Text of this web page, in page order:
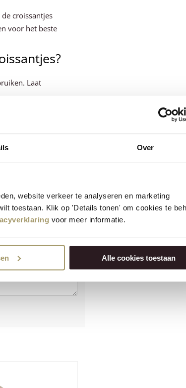
Over
website verkeer te analyseren en marketing
toestaan. Klik op 'Details tonen' om cookies te
voor meer informatie.
Alle cookies toestaan
croissantjes
voor het beste
Laat
van